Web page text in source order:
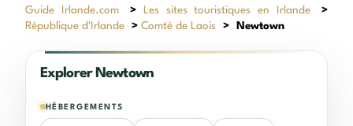
Guide Irlande.com > Les sites touristiques en Irlande
>
République d'Irlande
> Comté de Laois > Newtown
Explorer Newtown
HÉBERGEMENTS